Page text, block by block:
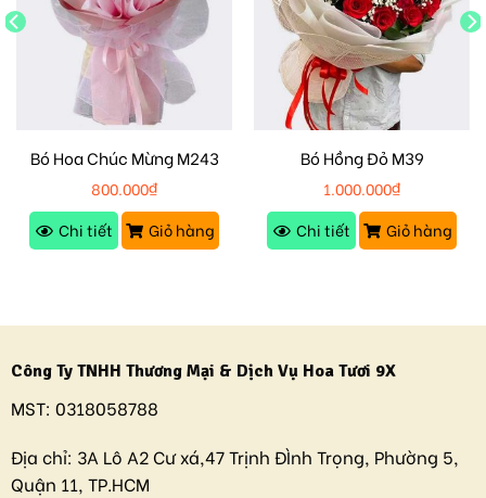
Bó Hoa Chúc Mừng M243
800.000₫
Chi tiết
Giỏ hàng
Bó Hồng Đỏ M39
1.000.000₫
Chi tiết
Giỏ hàng
Công Ty TNHH Thương Mại & Dịch Vụ Hoa Tươi 9X
MST: 0318058788
Địa chỉ: 3A Lô A2 Cư xá,47 Trịnh ĐÌnh Trọng, Phường 5,
Quận 11, TP.HCM